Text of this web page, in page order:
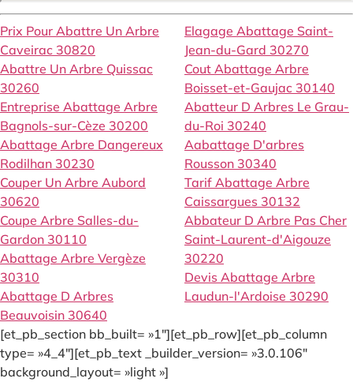
Prix Pour Abattre Un Arbre
Caveirac 30820
Abattre Un Arbre Quissac
30260
Entreprise Abattage Arbre
Bagnols-sur-Cèze 30200
Abattage Arbre Dangereux
Rodilhan 30230
Couper Un Arbre Aubord
30620
Coupe Arbre Salles-du-
Gardon 30110
Abattage Arbre Vergèze
30310
Abattage D Arbres
Beauvoisin 30640
Elagage Abattage Saint-
Jean-du-Gard 30270
Cout Abattage Arbre
Boisset-et-Gaujac 30140
Abatteur D Arbres Le Grau-
du-Roi 30240
Aabattage D'arbres
Rousson 30340
Tarif Abattage Arbre
Caissargues 30132
Abbateur D Arbre Pas Cher
Saint-Laurent-d'Aigouze
30220
Devis Abattage Arbre
Laudun-l'Ardoise 30290
[et_pb_section bb_built= »1″][et_pb_row][et_pb_column
type= »4_4″][et_pb_text _builder_version= »3.0.106″
background_layout= »light »]